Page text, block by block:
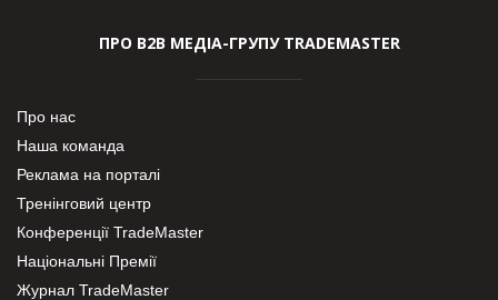
ПРО В2В МЕДІА-ГРУПУ TRADEMASTER
Про нас
Наша команда
Реклама на порталі
Тренінговий центр
Конференції TradeMaster
Національні Премії
Журнал TradeMaster